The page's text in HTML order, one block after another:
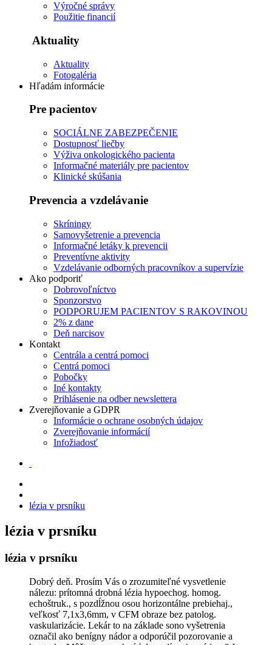
Výročné správy
Použitie financií
Aktuality
Aktuality
Fotogaléria
Hľadám informácie
Pre pacientov
SOCIÁLNE ZABEZPEČENIE
Dostupnosť liečby
Výživa onkologického pacienta
Informačné materiály pre pacientov
Klinické skúšania
Prevencia a vzdelávanie
Skríningy
Samovyšetrenie a prevencia
Informačné letáky k prevencii
Preventívne aktivity
Vzdelávanie odborných pracovníkov a supervízie
Ako podporiť
Dobrovoľníctvo
Sponzorstvo
PODPORUJEM PACIENTOV S RAKOVINOU
2% z dane
Deň narcisov
Kontakt
Centrála a centrá pomoci
Centrá pomoci
Pobočky
Iné kontakty
Prihlásenie na odber newslettera
Zverejňovanie a GDPR
Informácie o ochrane osobných údajov
Zverejňovanie informácií
Infožiadosť
lézia v prsníku
lézia v prsníku
lézia v prsníku
Dobrý deň. Prosím Vás o zrozumiteľné vysvetlenie
nálezu: prítomná drobná lézia hypoechog. homog.
echoštruk., s pozdĺžnou osou horizontálne prebiehaj.,
veľkosť 7,1x3,6mm, v CFM obraze bez patolog.
vaskularizácie. Lekár to na základe sono vyšetrenia
označil ako benígny nádor a odporúčil pozorovanie a